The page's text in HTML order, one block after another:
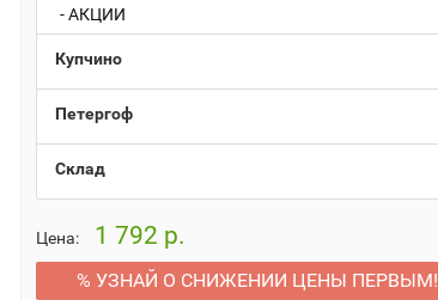
- АКЦИИ
Купчино
Петергоф
Склад
Цена: 1 792 р.
% УЗНАЙ О СНИЖЕНИИ ЦЕНЫ ПЕРВЫМ!